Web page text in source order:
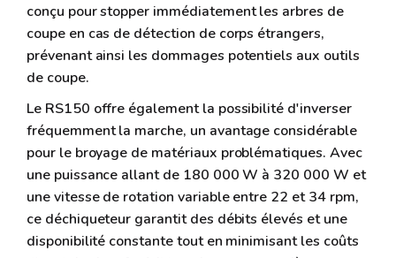
conçu pour stopper immédiatement les arbres de
coupe en cas de détection de corps étrangers,
prévenant ainsi les dommages potentiels aux outils
de coupe.
Le RS150 offre également la possibilité d'inverser
fréquemment la marche, un avantage considérable
pour le broyage de matériaux problématiques. Avec
une puissance allant de 180 000 W à 320 000 W et
une vitesse de rotation variable entre 22 et 34 rpm,
ce déchiqueteur garantit des débits élevés et une
disponibilité constante tout en minimisant les coûts